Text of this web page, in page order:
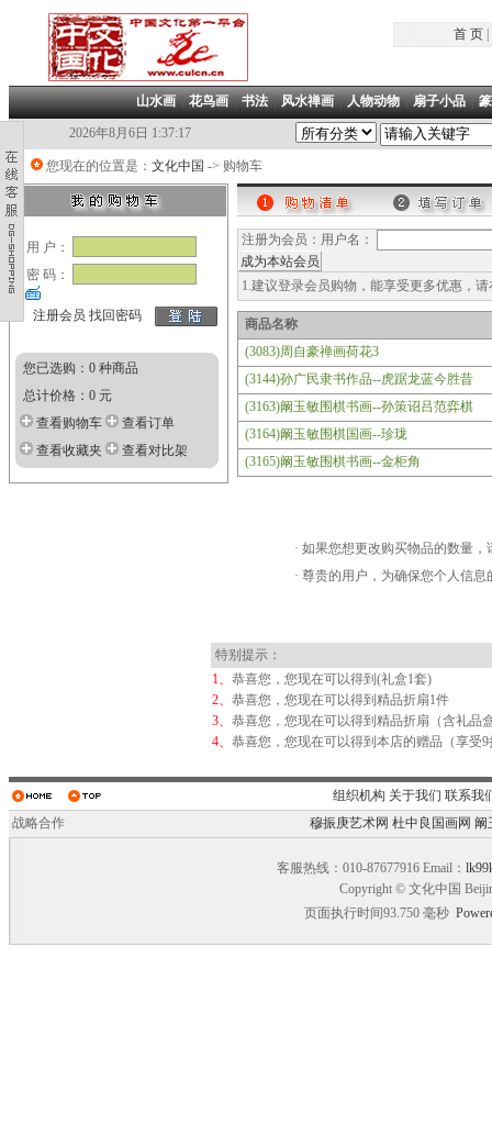
首 页|
山水画|花鸟画|书法|风水禅画|人物动物|扇子小品|
2026年8月6日 1:37:17
您现在的位置是： 文化中国 -> 购物车
用 户：
密 码：
注册会员 找回密码
您已选购：0 种商品
总计价格：0 元
查看购物车
查看订单
查看收藏夹
查看对比架
注册为会员：用户名：
1.建议登录会员购物，能享受更多优惠，
商品名称
(3083)周自豪禅画荷花3
(3144)孙广民隶书作品--虎踞龙蓝今胜昔
(3163)阚玉敏围棋书画--孙策诏吕范弈棋
(3164)阚玉敏围棋国画--珍珑
(3165)阚玉敏围棋书画--金柜角
· 如果您想更改购买物品的数量
· 尊贵的用户，为确保您个人信
特别提示：
1、 恭喜您，您现在可以得到(礼盒1套)
2、 恭喜您，您现在可以得到精品折扇1件
3、 恭喜您，您现在可以得到精品折扇（含礼品
4、 恭喜您，您现在可以得到本店的赠品（享受
组织机构 关于我们 联系我
战略合作
穆振庚艺术网 杜中良国画网 阚
客服热线：010-87677916 Email：
Copyright © 文化中国
页面执行时间93.750 毫秒